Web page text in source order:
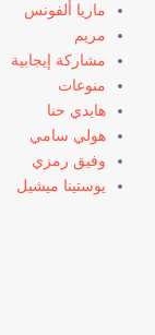
ماريا ألفونس
مريم
مشاركة إيجابية
منوعات
هايدي حنا
هولي سامي
وفيق رمزي
يوستينا ميشيل